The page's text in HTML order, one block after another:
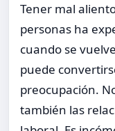
Tener mal
personas ha
cuando se
puede
preocupación.
también las